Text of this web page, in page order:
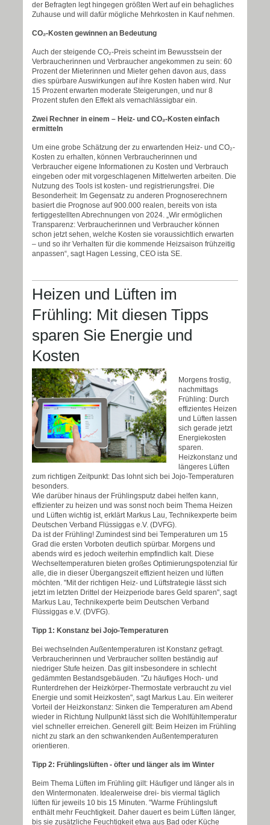
der Befragten legt hingegen größten Wert auf ein behagliches
Zuhause und will dafür mögliche Mehrkosten in Kauf nehmen.
CO₂-Kosten gewinnen an Bedeutung
Auch der steigende CO₂-Preis scheint im Bewusstsein der
Verbraucherinnen und Verbraucher angekommen zu sein: 60
Prozent der Mieterinnen und Mieter gehen davon aus, dass
dies spürbare Auswirkungen auf ihre Kosten haben wird. Nur
15 Prozent erwarten moderate Steigerungen, und nur 8
Prozent stufen den Effekt als vernachlässigbar ein.
Zwei Rechner in einem – Heiz- und CO₂-Kosten einfach
ermitteln
Um eine grobe Schätzung der zu erwartenden Heiz- und CO₂-
Kosten zu erhalten, können Verbraucherinnen und
Verbraucher eigene Informationen zu Kosten und Verbrauch
eingeben oder mit vorgeschlagenen Mittelwerten arbeiten. Die
Nutzung des Tools ist kosten- und registrierungsfrei. Die
Besonderheit: Im Gegensatz zu anderen Prognoserechnern
basiert die Prognose auf 900.000 realen, bereits von ista
fertiggestellten Abrechnungen von 2024. „Wir ermöglichen
Transparenz: Verbraucherinnen und Verbraucher können
schon jetzt sehen, welche Kosten sie voraussichtlich erwarten
– und so ihr Verhalten für die kommende Heizsaison frühzeitig
anpassen“, sagt Hagen Lessing, CEO ista SE.
Heizen und Lüften im
Frühling: Mit diesen Tipps
sparen Sie Energie und
Kosten
Morgens frostig,
nachmittags
Frühling: Durch
effizientes Heizen
und Lüften lassen
sich gerade jetzt
Energiekosten
sparen.
Heizkonstanz und
längeres Lüften
zum richtigen Zeitpunkt: Das lohnt sich bei Jojo-Temperaturen
besonders.
Wie darüber hinaus der Frühlingsputz dabei helfen kann,
effizienter zu heizen und was sonst noch beim Thema Heizen
und Lüften wichtig ist, erklärt Markus Lau, Technikexperte beim
Deutschen Verband Flüssiggas e.V. (DVFG).
Da ist der Frühling! Zumindest sind bei Temperaturen um 15
Grad die ersten Vorboten deutlich spürbar. Morgens und
abends wird es jedoch weiterhin empfindlich kalt. Diese
Wechseltemperaturen bieten großes Optimierungspotenzial für
alle, die in dieser Übergangszeit effizient heizen und lüften
möchten. "Mit der richtigen Heiz- und Lüftstrategie lässt sich
jetzt im letzten Drittel der Heizperiode bares Geld sparen", sagt
Markus Lau, Technikexperte beim Deutschen Verband
Flüssiggas e.V. (DVFG).
Tipp 1: Konstanz bei Jojo-Temperaturen
Bei wechselnden Außentemperaturen ist Konstanz gefragt.
Verbraucherinnen und Verbraucher sollten beständig auf
niedriger Stufe heizen. Das gilt insbesondere in schlecht
gedämmten Bestandsgebäuden. "Zu häufiges Hoch- und
Runterdrehen der Heizkörper-Thermostate verbraucht zu viel
Energie und somit Heizkosten", sagt Markus Lau. Ein weiterer
Vorteil der Heizkonstanz: Sinken die Temperaturen am Abend
wieder in Richtung Nullpunkt lässt sich die Wohlfühltemperatur
viel schneller erreichen. Generell gilt: Beim Heizen im Frühling
nicht zu stark an den schwankenden Außentemperaturen
orientieren.
Tipp 2: Frühlingslüften - öfter und länger als im Winter
Beim Thema Lüften im Frühling gilt: Häufiger und länger als in
den Wintermonaten. Idealerweise drei- bis viermal täglich
lüften für jeweils 10 bis 15 Minuten. "Warme Frühlingsluft
enthält mehr Feuchtigkeit. Daher dauert es beim Lüften länger,
bis sie zusätzliche Feuchtigkeit etwa aus Bad oder Küche